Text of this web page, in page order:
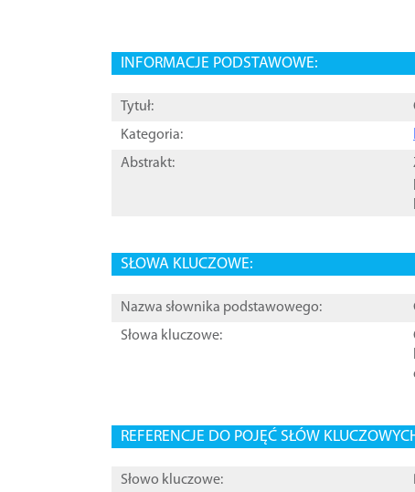
INFORMACJE PODSTAWOWE:
Tytuł:
Kategoria:
Abstrakt:
SŁOWA KLUCZOWE:
Nazwa słownika podstawowego:
Słowa kluczowe:
REFERENCJE DO POJĘĆ SŁÓW
Słowo kluczowe: